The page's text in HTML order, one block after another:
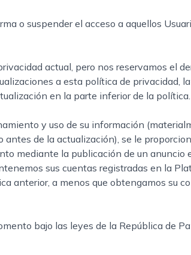
o suspender el acceso a aquellos
actual, pero nos reservamos el
a esta política de privacidad,
en la parte inferior de la política.
y uso de su información
de la actualización), se le
mediante la publicación de un anuncio
sus cuentas registradas en la
anterior, a menos que obtengamos su
bajo las leyes de la República de